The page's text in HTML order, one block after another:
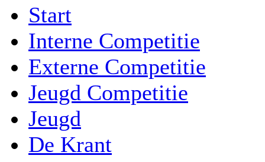
Start
Interne Competitie
Externe Competitie
Jeugd Competitie
Jeugd
De Krant